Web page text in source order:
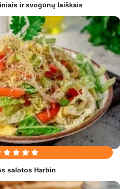
ir svogūnų laiškais
salotos Harbin